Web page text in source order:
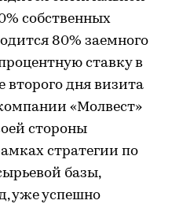
собственных
80% заемного
ставку в
второго дня визита
«Молвест»
стороны
стратегии по
базы,
уже успешно